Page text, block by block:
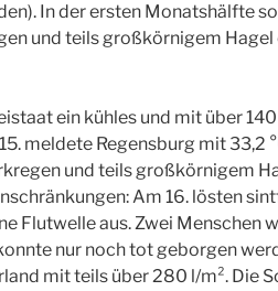
In der ersten Monatshälfte
und teils großkörnigem
ein kühles und mit über
meldete Regensburg mit 33,2
und teils großkörnigem
Am 16. lösten
Flutwelle aus. Zwei Menschen
nur noch tot geborgen
mit teils über 280 l/m². Die